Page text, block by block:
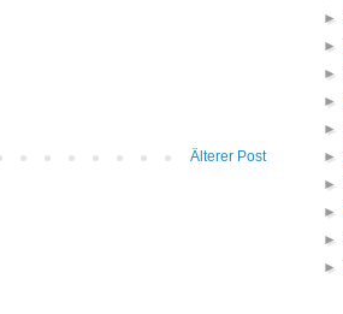
Älterer Post
►
►
►
►
►
►
►
►
►
►